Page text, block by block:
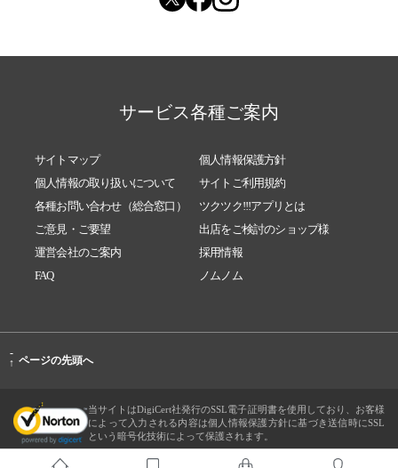
サービス各種ご案内
サイトマップ
個人情報保護方針
個人情報の取り扱いについて
サイトご利用規約
各種お問い合わせ（総合窓口）
ツクツク!!!アプリとは
ご意見・ご要望
出店をご検討のショップ様
運営会社のご案内
採用情報
FAQ
ノムノム
-
↑ ページの先頭へ
当サイトはDigiCert社発行のSSL電子証明書を使用しており、お客様
によって入力される内容は個人情報保護方針に基づき送信時にSSL
という暗号化技術によって保護されます。